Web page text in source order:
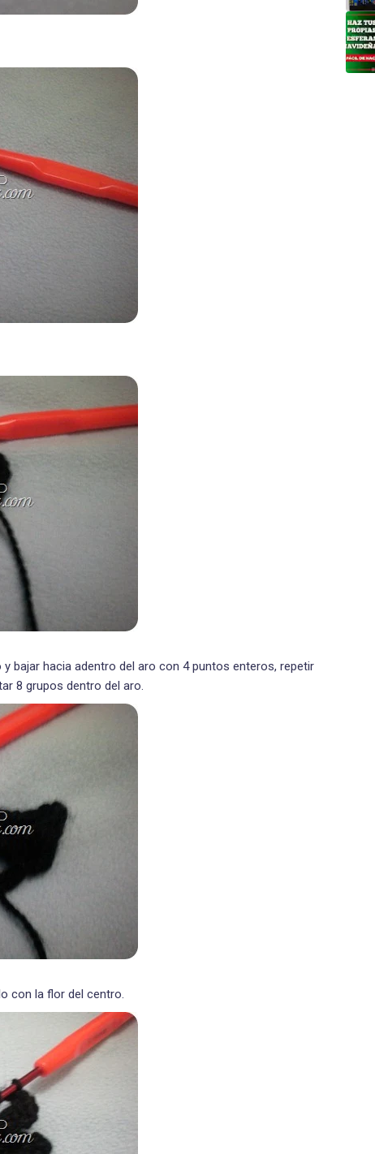
bajar hacia adentro del aro con 4 puntos enteros, repetir
8 grupos dentro del aro.
con la flor del centro.